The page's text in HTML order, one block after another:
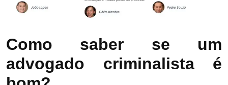
Como saber se um
advogado criminalista é